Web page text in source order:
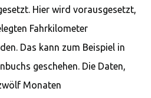
Hier wird vorausgesetzt,
Fahrkilometer
Das kann zum Beispiel in
geschehen. Die Daten,
Monaten